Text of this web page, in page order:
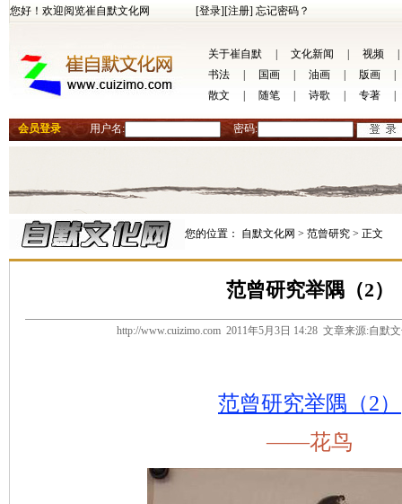
您好！欢迎阅览崔自默文化网 [登录][注册] 忘记密码？
关于崔自默 文化新闻 视频
书法
国画 油画 版画
散文
随笔 诗歌 专著
会员登录 用户名: 密码:
您的位置： 自默文化网 > 范曾研究 > 正文
范曾研究举隅（2）
http://www.cuizimo.com 2011年5月3日 14:28 文章来源:自默
范曾研究举隅（2）
——花鸟